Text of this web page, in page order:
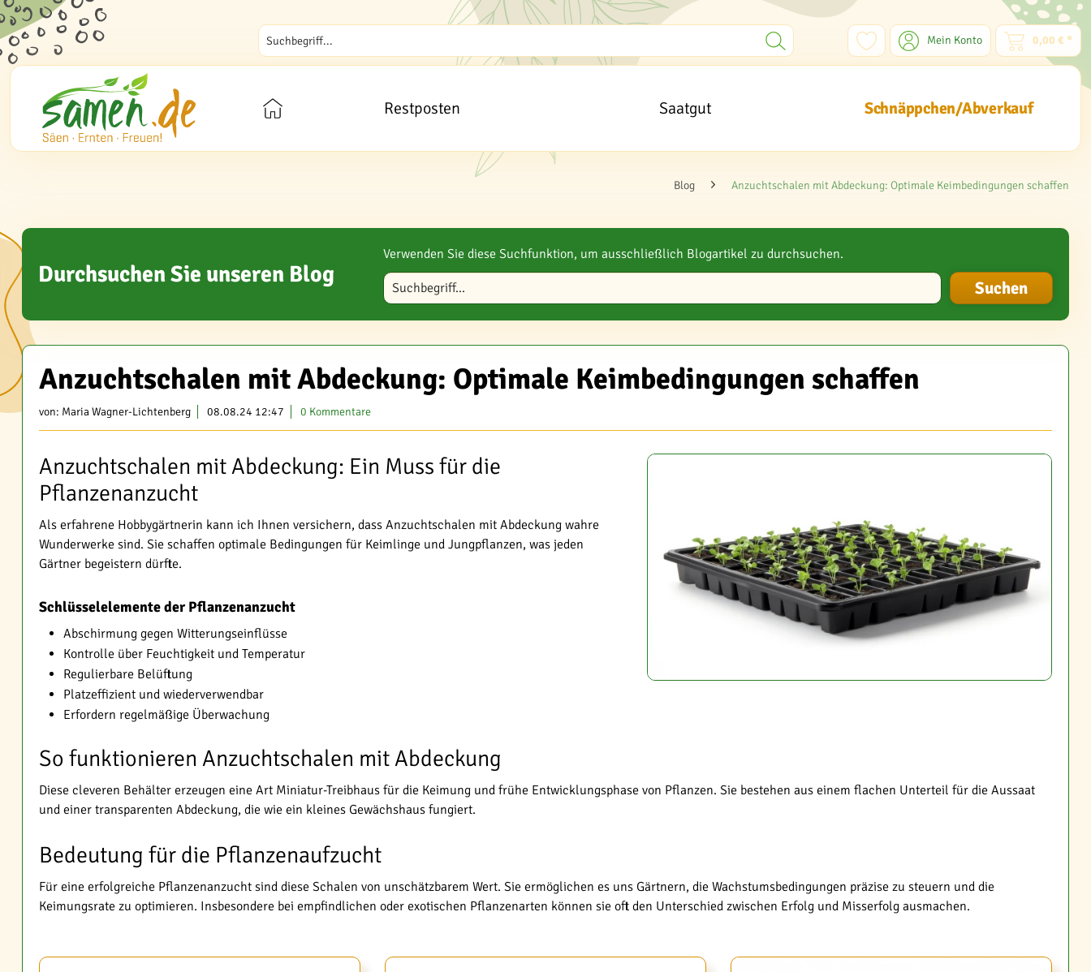
Mein Konto 0,00 € *
Restposten Saatgut Schnäppchen/Abverkauf
Blog Anzuchtschalen mit Abdeckung: Optimale Keimbedingungen schaffen
Durchsuchen Sie unseren Blog
Verwenden Sie diese Suchfunktion, um ausschließlich Blogartikel zu durchsuchen.
Blog durchsuchen
Anzuchtschalen mit Abdeckung: Optimale Keimbedingungen schaffen
von: Maria Wagner-Lichtenberg 08.08.24 12:47 0 Kommentare
Anzuchtschalen mit Abdeckung: Ein Muss für die
Pflanzenanzucht
Als erfahrene Hobbygärtnerin kann ich Ihnen versichern, dass Anzuchtschalen mit Abdeckung wahre
Wunderwerke sind. Sie schaffen optimale Bedingungen für Keimlinge und Jungpflanzen, was jeden
Gärtner begeistern dürfte.
Schlüsselelemente der Pflanzenanzucht
Abschirmung gegen Witterungseinflüsse
Kontrolle über Feuchtigkeit und Temperatur
Regulierbare Belüftung
Platzeffizient und wiederverwendbar
Erfordern regelmäßige Überwachung
So funktionieren Anzuchtschalen mit Abdeckung
Diese cleveren Behälter erzeugen eine Art Miniatur-Treibhaus für die Keimung und frühe Entwicklungsphase von Pflanzen. Sie bestehen aus einem flachen Unterteil für die Aussaat
und einer transparenten Abdeckung, die wie ein kleines Gewächshaus fungiert.
Bedeutung für die Pflanzenaufzucht
Für eine erfolgreiche Pflanzenanzucht sind diese Schalen von unschätzbarem Wert. Sie ermöglichen es uns Gärtnern, die Wachstumsbedingungen präzise zu steuern und die
Keimungsrate zu optimieren. Insbesondere bei empfindlichen oder exotischen Pflanzenarten können sie oft den Unterschied zwischen Erfolg und Misserfolg ausmachen.